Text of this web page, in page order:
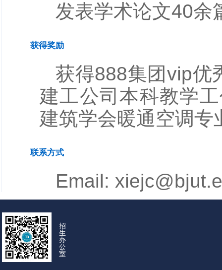
发表学术论文40余
获得奖励
获得888集团vip优
建工公司本科教学
建筑学会暖通空调
联系方式
Email:
招
生
办
公
室